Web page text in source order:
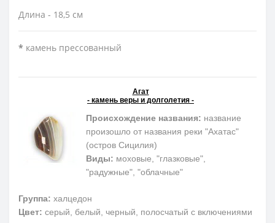
Длина - 18,5 см
* камень прессованный
Агат
- камень веры и долголетия -
Происхождение названия: название
произошло от названия реки "Ахатас"
(остров Сицилия)
Виды: моховые, "глазковые",
"радужные", "облачные"
Группа: халцедон
Цвет: серый, белый, черный, полосчатый с включениями